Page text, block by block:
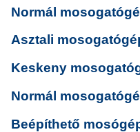
Normál
Asztali
Keskeny
Normál
Beépíthető